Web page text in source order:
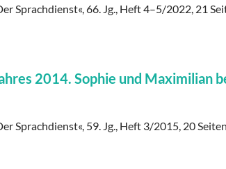
Sprachdienst«, 66. Jg., Heft 4–5/2022, 21
2014. Sophie und Maximilian
Sprachdienst«, 59. Jg., Heft 3/2015, 20 Seiten